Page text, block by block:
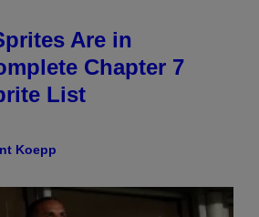
Are in
Chapter 7
List
Koepp